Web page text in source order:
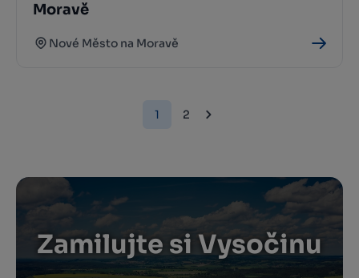
Moravě
Nové Město na Moravě
1 2
Zamilujte si Vysočinu